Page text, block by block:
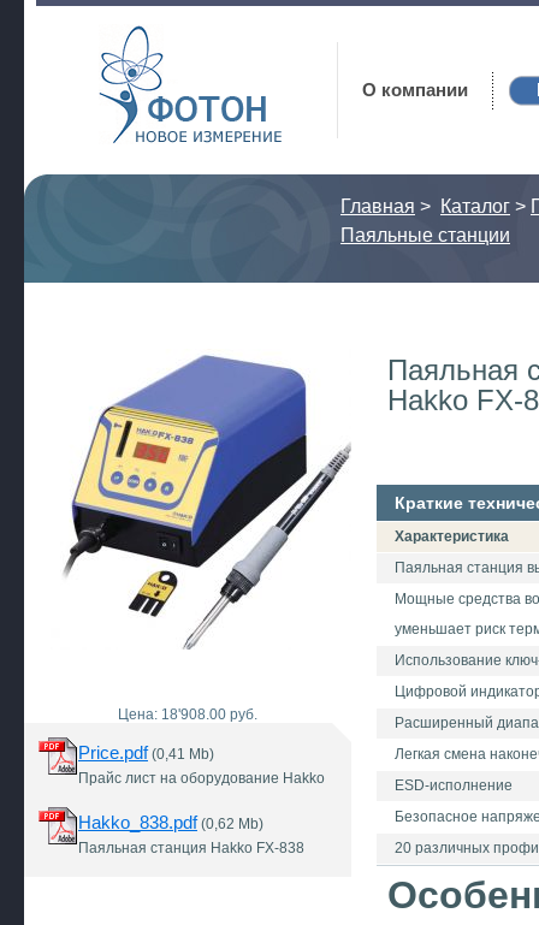
Фотон
О компании
Главная > Каталог >
Паяльные станции
Цена: 18'908.00 руб.
Price.pdf(0,41 Mb)
Прайс лист на оборудование Hakko
Hakko_838.pdf(0,62 Mb)
Паяльная станция Hakko FX-838
Паяльная
Hakko FX-
Краткие
Характеристика
Паяльная станция
Мощные средства
уменьшает риск
Использование
Цифровой
Расширенный
Легкая смена
ESD-исполнение
Безопасное
20 различных